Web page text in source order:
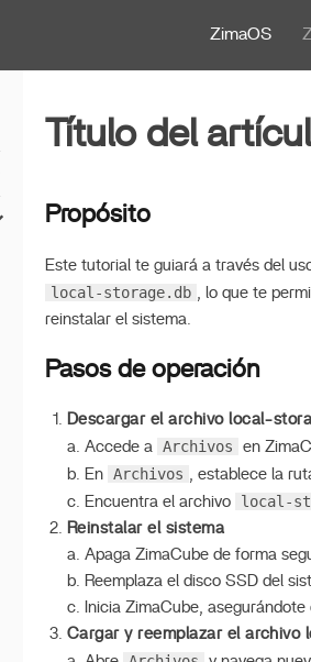
ZimaOS
Título del
Propósito
Este tutorial te guiará a través del
local-storage.db , lo que te
reinstalar el sistema.
Pasos de operación
Descargar el archivo local-
a. Accede a Archivos
en
b. En Archivos , establece la
c. Encuentra el archivo
local-
Reinstalar el sistema
a. Apaga ZimaCube de forma
b. Reemplaza el disco SSD del
c. Inicia ZimaCube,
Cargar y reemplazar el archivo